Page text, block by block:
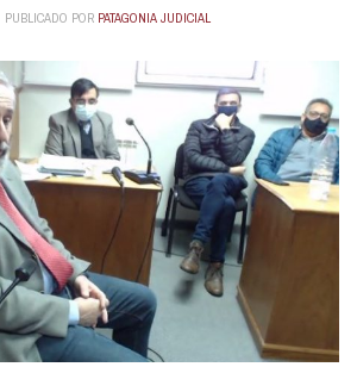
PUBLICADO POR PATAGONIA JUDICIAL